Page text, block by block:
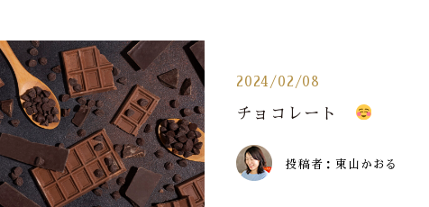
2024/02/08
チョコレート
投稿者：東山かおる